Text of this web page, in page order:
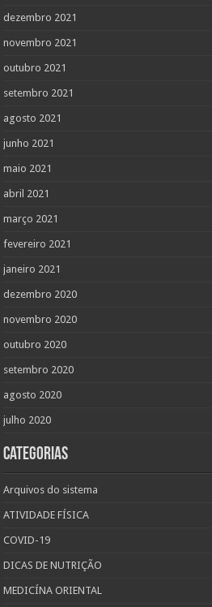
dezembro 2021
novembro 2021
outubro 2021
setembro 2021
agosto 2021
junho 2021
maio 2021
abril 2021
março 2021
fevereiro 2021
janeiro 2021
dezembro 2020
novembro 2020
outubro 2020
setembro 2020
agosto 2020
julho 2020
Categorias
Arquivos do sistema
ATIVIDADE FÍSICA
COVID-19
DICAS DE NUTRIÇÃO
MEDICÍNA ORIENTAL